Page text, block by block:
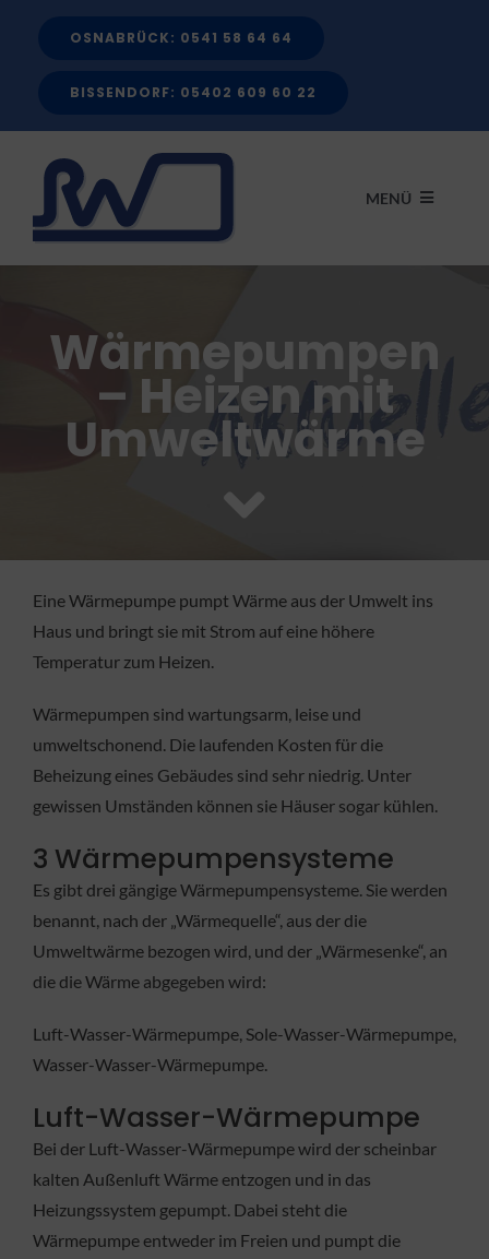
OSNABRÜCK: 0541 58 64 64
BISSENDORF: 05402 609 60 22
MENÜ
LEISTUNGEN
FÖRDERMITTEL
FACHBETRIEB
KONTAKT
Wärmepumpen
– Heizen mit
Umweltwärme
Eine Wärmepumpe pumpt Wärme aus der Umwelt ins
Haus und bringt sie mit Strom auf eine höhere
Temperatur zum Heizen.
Wärmepumpen sind wartungsarm, leise und
umweltschonend. Die laufenden Kosten für die
Beheizung eines Gebäudes sind sehr niedrig. Unter
gewissen Umständen können sie Häuser sogar kühlen.
3 Wärmepumpensysteme
Es gibt drei gängige Wärmepumpensysteme. Sie werden
benannt, nach der „Wärmequelle“, aus der die
Umweltwärme bezogen wird, und der „Wärmesenke“, an
die die Wärme abgegeben wird:
Luft-Wasser-Wärmepumpe, Sole-Wasser-Wärmepumpe,
Wasser-Wasser-Wärmepumpe.
Luft-Wasser-Wärmepumpe
Bei der Luft-Wasser-Wärmepumpe wird der scheinbar
kalten Außenluft Wärme entzogen und in das
Heizungssystem gepumpt. Dabei steht die
Wärmepumpe entweder im Freien und pumpt die